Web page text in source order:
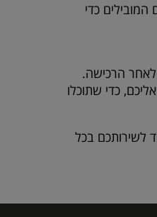
כדי
לאחר הרכישה.
כדי שתוכלו
לשירותכם בכל